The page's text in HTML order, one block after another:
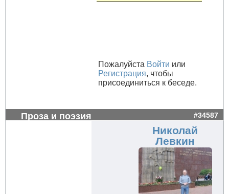
Пожалуйста Войти или
Регистрация, чтобы
присоединиться к беседе.
Проза и поэзия #34587
Николай
Левкин